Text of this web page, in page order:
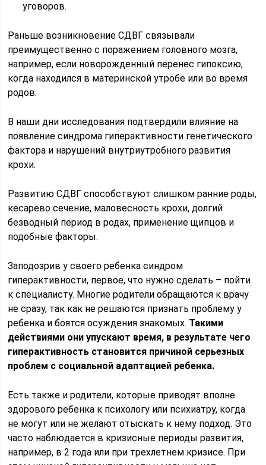
уговоров.
Раньше возникновение СДВГ связывали
преимущественно с поражением головного мозга,
например, если новорожденный перенес гипоксию,
когда находился в материнской утробе или во время
родов.
В наши дни исследования подтвердили влияние на
появление синдрома гиперактивности генетического
фактора и нарушений внутриутробного развития
крохи.
Развитию СДВГ способствуют слишком ранние роды,
кесарево сечение, маловесность крохи, долгий
безводный период в родах, применение щипцов и
подобные факторы.
Заподозрив у своего ребенка синдром
гиперактивности, первое, что нужно сделать – пойти
к специалисту. Многие родители обращаются к врачу
не сразу, так как не решаются признать проблему у
ребенка и боятся осуждения знакомых. Такими
действиями они упускают время, в результате чего
гиперактивность становится причиной серьезных
проблем с социальной адаптацией ребенка.
Есть также и родители, которые приводят вполне
здорового ребенка к психологу или психиатру, когда
не могут или не желают отыскать к нему подход. Это
часто наблюдается в кризисные периоды развития,
например, в 2 года или при трехлетнем кризисе. При